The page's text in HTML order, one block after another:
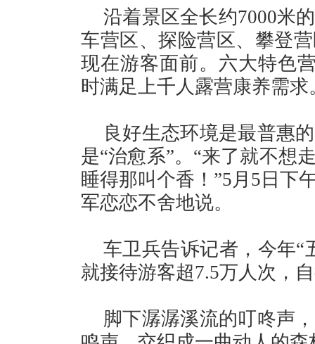
沿着景区全长约7000米
车营区、探险营区、攀登
现在游客面前。六大特色
时满足上千人露营康养需求
良好生态环境是最普惠
是“治愈系”。“来了就不想
睡得那叫个香！”5月5日下
军恋恋不舍地说。
车卫兵告诉记者，今年“
就接待游客超7.5万人次，
脚下潺潺溪流的叮咚声